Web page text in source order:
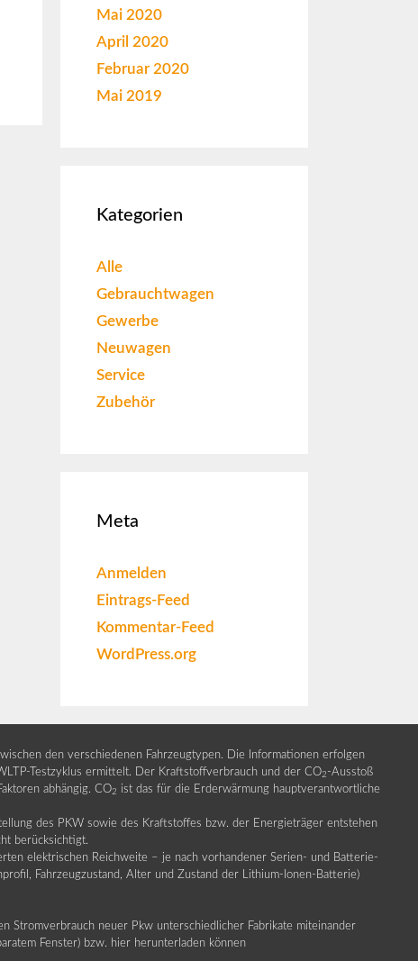
Mai 2020
April 2020
Februar 2020
Mai 2019
Kategorien
Alle
Gebrauchtwagen
Gewerbe
Neuwagen
Service
Zubehör
Meta
Anmelden
Eintrags-Feed
Kommentar-Feed
WordPress.org
den verschiedenen Fahrzeugtypen. Die Informationen erfolgen
Testzyklus ermittelt. Der Kraftstoffverbrauch und der CO2 -Ausstoß
abhängig. CO2 ist das für die Erderwärmung hauptverantwortliche
des PKW sowie des Kraftstoffes bzw. der Energieträger entstehen
berücksichtigt.
elektrischen Reichweite – je nach vorhandener Serien- und Batterie-
Fahrzeugzustand, Alter und Zustand der Lithium-Ionen-Batterie)
Stromverbrauch neuer Pkw unterschiedlicher Fabrikate miteinander
Fenster) bzw. hier herunterladen können